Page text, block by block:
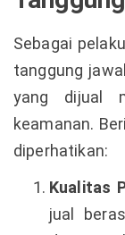
Sebagai
tanggung
yang dijual
keamanan.
diperhatikan:
Kualitas
jual